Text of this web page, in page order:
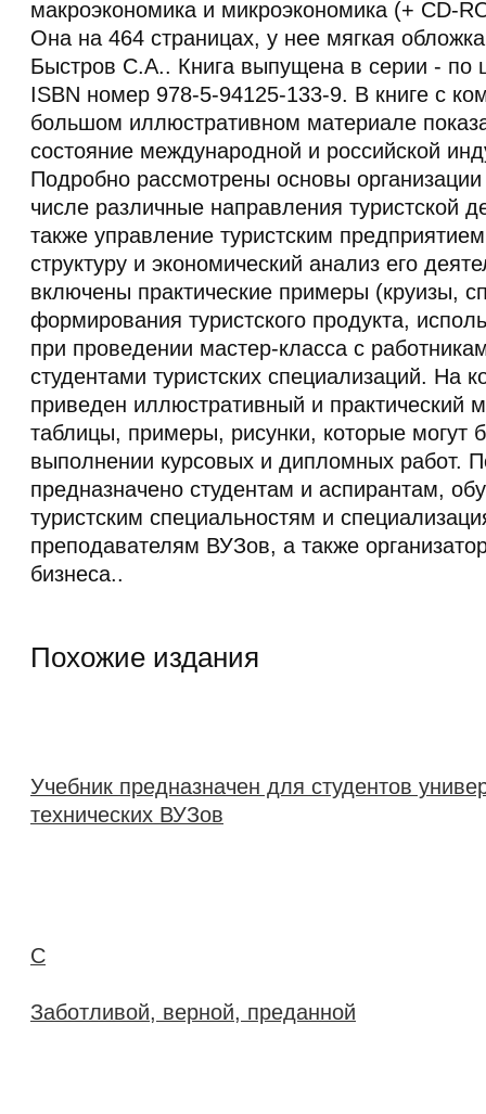
макроэкономика и микроэкономика (+ CD-
Она на 464 страницах, у нее мягкая
Быстров С.А.. Книга выпущена в серии - по
ISBN номер 978-5-94125-133-9. В книге с
большом иллюстративном материале
состояние международной и российской
Подробно рассмотрены основы
числе различные направления туристской
также управление туристским
структуру и экономический анализ его
включены практические примеры (круизы,
формирования туристского продукта,
при проведении мастер-класса с
студентами туристских специализаций. На
приведен иллюстративный и практический
таблицы, примеры, рисунки, которые могут
выполнении курсовых и дипломных работ.
предназначено студентам и аспирантам,
туристским специальностям и
преподавателям ВУЗов, а также
бизнеса..
Похожие издания
Учебник предназначен для студентов
технических ВУЗов
С
Заботливой, верной, преданной